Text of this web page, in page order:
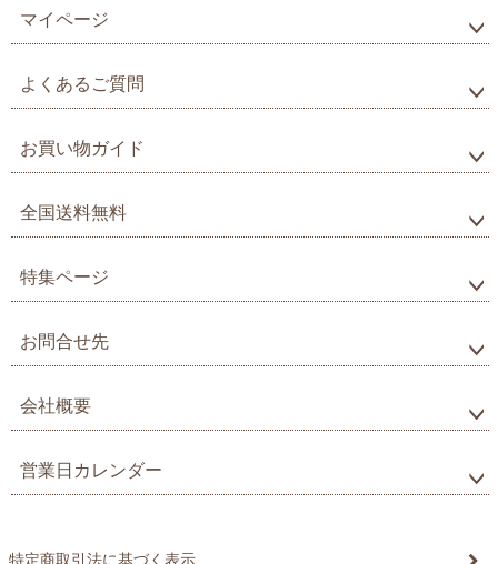
マイページ
よくあるご質問
お買い物ガイド
全国送料無料
特集ページ
お問合せ先
会社概要
営業日カレンダー
特定商取引法に基づく表示